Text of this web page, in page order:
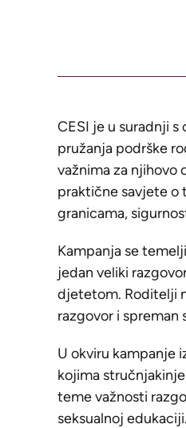
CESI je u suradnji
pružanja podrške
važnima za njihovo
praktične savjete o
granicama,
Kampanja se
jedan veliki
djetetom. Roditelji
razgovor i spreman
U okviru kampanje
kojima
teme važnosti
seksualnoj edukaciji.